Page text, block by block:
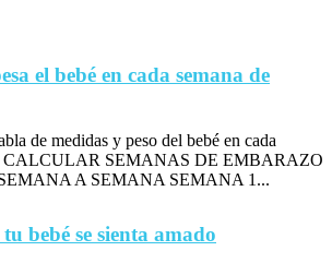
el bebé en cada semana de
de medidas y peso del bebé en cada
CALCULAR SEMANAS DE EMBARAZO
A SEMANA SEMANA 1...
bebé se sienta amado